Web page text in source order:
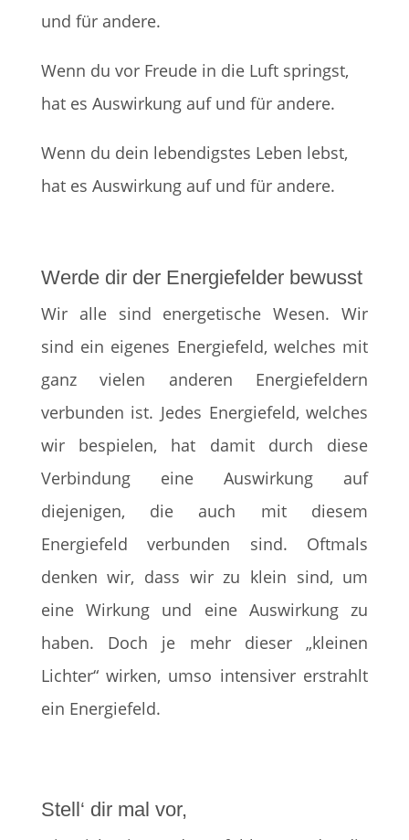
und für andere.
Wenn du vor Freude in die Luft springst,
hat es Auswirkung auf und für andere.
Wenn du dein lebendigstes Leben lebst,
hat es Auswirkung auf und für andere.
Werde dir der Energiefelder bewusst
Wir alle sind energetische Wesen. Wir
sind ein eigenes Energiefeld, welches mit
ganz vielen anderen Energiefeldern
verbunden ist. Jedes Energiefeld, welches
wir bespielen, hat damit durch diese
Verbindung eine Auswirkung auf
diejenigen, die auch mit diesem
Energiefeld verbunden sind. Oftmals
denken wir, dass wir zu klein sind, um
eine Wirkung und eine Auswirkung zu
haben. Doch je mehr dieser „kleinen
Lichter“ wirken, umso intensiver erstrahlt
ein Energiefeld.
Stell‘ dir mal vor,